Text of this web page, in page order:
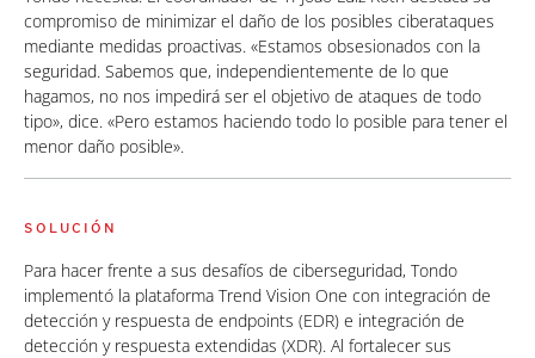
compromiso de minimizar el daño de los posibles ciberataques
mediante medidas proactivas. «Estamos obsesionados con la
seguridad. Sabemos que, independientemente de lo que
hagamos, no nos impedirá ser el objetivo de ataques de todo
tipo», dice. «Pero estamos haciendo todo lo posible para tener el
menor daño posible».
SOLUCIÓN
Para hacer frente a sus desafíos de ciberseguridad, Tondo
implementó la plataforma Trend Vision One con integración de
detección y respuesta de endpoints (EDR) e integración de
detección y respuesta extendidas (XDR). Al fortalecer sus